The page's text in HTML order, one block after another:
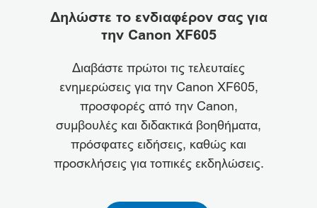
Δηλώστε το ενδιαφέρον σας για
την Canon XF605
Διαβάστε πρώτοι τις τελευταίες
ενημερώσεις για την Canon XF605,
προσφορές από την Canon,
συμβουλές και διδακτικά βοηθήματα,
πρόσφατες ειδήσεις, καθώς και
προσκλήσεις για τοπικές εκδηλώσεις.